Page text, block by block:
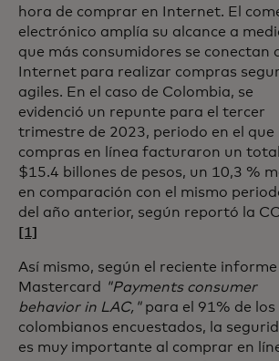
hora de comprar en Internet. El
electrónico amplía su alcance a
que más consumidores se conectan
Internet para realizar compras
agiles. En el caso de Colombia, se
evidenció un repunte para el tercer
trimestre de 2023, periodo en el que
compras en línea facturaron un
$15.4 billones de pesos, un 10,3 %
en comparación con el mismo
del año anterior, según reportó la
[1]
Así mismo, según el reciente informe
Mastercard
"Payments consumer
behavior in LAC,"para el 91% de los
colombianos encuestados, la
es muy importante al comprar en